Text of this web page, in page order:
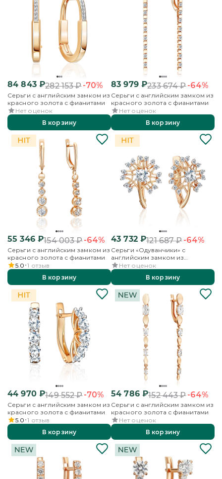
84 843₽282 153₽-70%
Серьги с английским замком из
красного золота с фианитами
Нет оценок
В корзину
83 979₽233 674₽-64%
Серьги с английским замком из
красного золота с фианитами
Нет оценок
В корзину
55 346₽154 003₽-64%
Серьги с английским замком из
красного золота с фианитами
5.0 1 отзыв
В корзину
43 732₽121 687₽-64%
Серьги «Одуванчики» с
английским замком из
красного золота с фианитами
Нет оценок
В корзину
44 970₽149 552₽-70%
Серьги с английским замком из
красного золота с фианитами
5.0 1 отзыв
В корзину
54 786₽152 443₽-64%
Серьги с английским замком из
красного золота с фианитами
Нет оценок
В корзину